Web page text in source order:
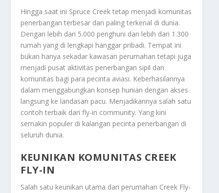
Hingga saat ini Spruce Creek tetap menjadi komunitas
penerbangan terbesar dan paling terkenal di dunia.
Dengan lebih dari 5.000 penghuni dan lebih dari 1.300
rumah yang di lengkapi hanggar pribadi. Tempat ini
bukan hanya sekadar kawasan perumahan tetapi juga
menjadi pusat aktivitas penerbangan sipil dan
komunitas bagi para pecinta aviasi. Keberhasilannya
dalam menggabungkan konsep hunian dengan akses
langsung ke landasan pacu. Menjadikannya salah satu
contoh terbaik dari fly-in community. Yang kini
semakin populer di kalangan pecinta penerbangan di
seluruh dunia.
KEUNIKAN KOMUNITAS CREEK
FLY-IN
Salah satu keunikan utama dari perumahan Creek Fly-